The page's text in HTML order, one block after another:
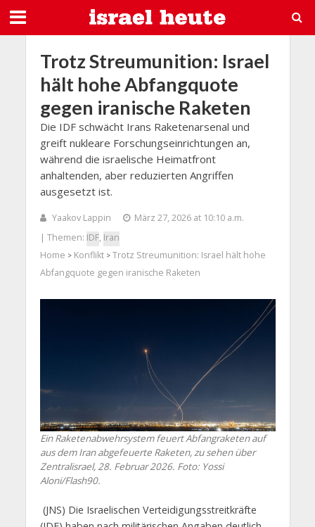
Trotz Streumunition: Israel
hält hohe Abfangquote
gegen iranische Raketen
Die IDF schwächt Irans Raketenarsenal und
greift nukleare Forschungseinrichtungen an,
während die israelische Heimatfront
anhaltenden, aber reduzierten Angriffen
ausgesetzt ist.
Yaakov Lappin
März 27, 2026 at 10:10 a.m.
| Themen: IDF, Iran
Home > Konflikt> Trotz Streumunition: Israel hält hohe
Abfangquote gegen iranische Raketen
Ein Raketenabwehrsystem feuert Abfangraketen auf
aus dem Iran abgefeuerte Raketen, zu sehen über
Zentralisrael, 28. Februar 2026. Foto: Yossi
Aloni/Flash90.
(JNS) Die Israelischen Verteidigungsstreitkräfte